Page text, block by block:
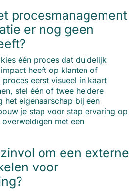
procesmanagement
er nog geen
één proces dat duidelijk
heeft op klanten of
eerst visueel in kaart
stel één of twee heldere
het eigenaarschap bij een
je stap voor stap ervaring op
met een
om een externe
voor